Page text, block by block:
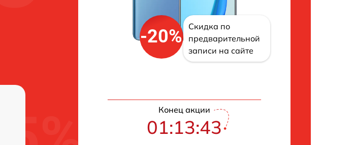
-20%
Скидка по
предварительной
записи на сайте
Конец акции
01:13:42